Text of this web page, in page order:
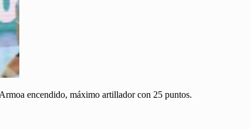
encendido, máximo artillador con 25 puntos.